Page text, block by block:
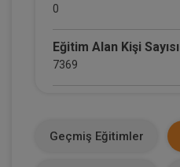
0
Eğitim Alan Kişi Sayısı
7369
Geçmiş Eğitimler